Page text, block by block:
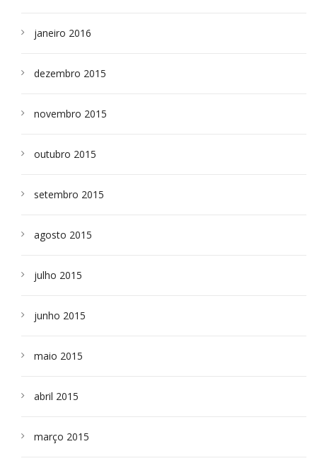
janeiro 2016
dezembro 2015
novembro 2015
outubro 2015
setembro 2015
agosto 2015
julho 2015
junho 2015
maio 2015
abril 2015
março 2015